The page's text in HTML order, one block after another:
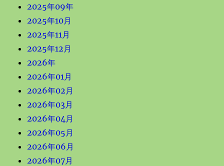
2025年09年
2025年10月
2025年11月
2025年12月
2026年
2026年01月
2026年02月
2026年03月
2026年04月
2026年05月
2026年06月
2026年07月